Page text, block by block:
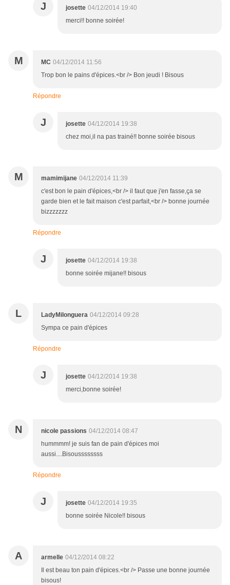
J josette 04/12/2014 19:40
merci!! bonne soirée!
M MC 04/12/2014 11:56
Trop bon le pains d'épices.<br /> Bon jeudi ! Bisous
Répondre
J josette 04/12/2014 19:38
chez moi,il na pas trainé!! bonne soirée bisous
M mamimijane 04/12/2014 11:39
c'est bon le pain d'épices,<br /> il faut que j'en fasse,ça se
garde bien et le fait maison c'est parfait,<br /> bonne journée
bizzzzzzz
Répondre
J josette 04/12/2014 19:38
bonne soirée mijane!! bisous
L LadyMilonguera 04/12/2014 09:28
Sympa ce pain d'épices
Répondre
J josette 04/12/2014 19:38
merci,bonne soirée!
N nicole passions 04/12/2014 08:47
hummmm! je suis fan de pain d'épices moi
aussi....Bisoussssssss
Répondre
J josette 04/12/2014 19:35
bonne soirée Nicole!! bisous
A armelle 04/12/2014 08:22
Il est beau ton pain d'épices.<br /> Passe une bonne journée
bisous!